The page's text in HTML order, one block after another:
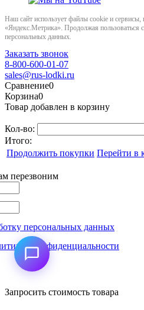
Наш сайт использует файлы cookie и
«Яндекс.Метрика». Продолжая пользоваться
персональных данных.
Заказать звонок
8-800-600-01-07
sales@rus-lodki.ru
Сравнение0
Корзина0
Товар добавлен в корзину
Кол-во:
Итого:
Продолжить покупки Перейти в
перезвоним
персональных данных
конфиденциальности
Запросить стоимость товара